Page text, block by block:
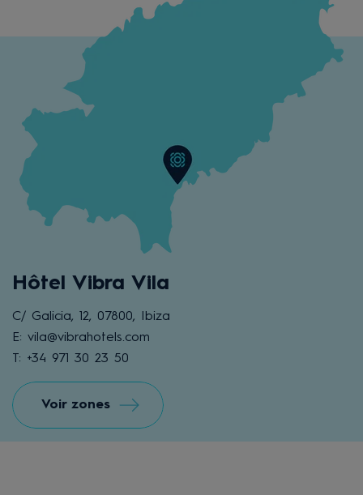
Hôtel Vibra Vila
C/ Galicia, 12, 07800, Ibiza
E: vila@vibrahotels.com
T: +34 971 30 23 50
Voir zones